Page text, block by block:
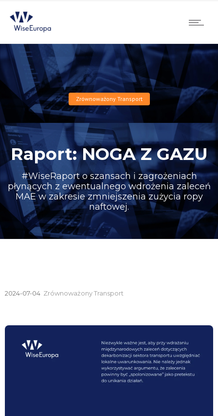
Zrównoważony Transport
Raport: NOGA Z GAZU
#WiseRaport o szansach i zagrożeniach
płynących z ewentualnego wdrożenia zaleceń
MAE w zakresie zmniejszenia zużycia ropy
naftowej.
2024-07-04 Zrównoważony Transport